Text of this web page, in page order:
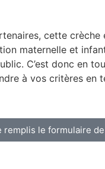
cette crèche
maternelle et
C’est donc en
à vos critères
remplis le formulaire